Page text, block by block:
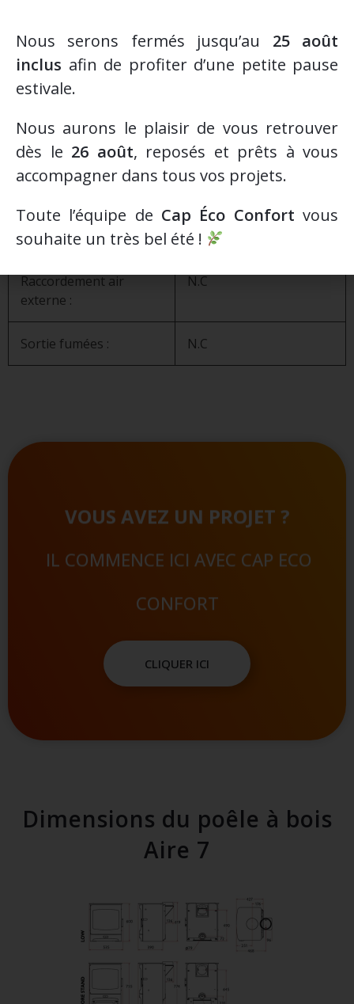
Taille des Bûches maxi : 39cm
Matériaux :
Acier, Fonte, Briques
Poids : 117 Kg
raccordement du
conduit de fumée :
Raccordement air
externe :
N.C
Sortie fumées : N.C
VOUS AVEZ UN PROJET ?
IL COMMENCE ICI AVEC CAP ECO
CONFORT
CLIQUER ICI
Dimensions du poêle à bois
Aire 7
Nous serons fermés jusqu’au 25 août
inclus afin de profiter d’une petite pause
estivale.
Nous aurons le plaisir de vous retrouver
dès le 26 août, reposés et prêts à vous
accompagner dans tous vos projets.
Toute l’équipe de Cap Éco Confort vous
souhaite un très bel été !